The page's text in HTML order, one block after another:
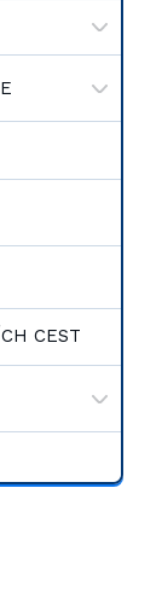
CEST